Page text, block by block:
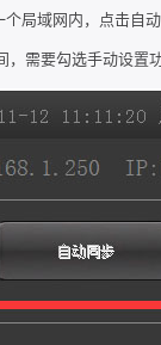
局域网内，点击自
需要勾选手动设置